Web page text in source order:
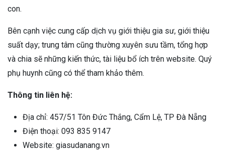
con.
Bên cạnh việc cung cấp dịch vụ giới thiệu gia sư, giới thiệu
suất dạy; trung tâm cũng thường xuyên sưu tầm, tổng hợp
và chia sẽ những kiến thức, tài liệu bổ ích trên website. Quý
phụ huynh cũng có thể tham khảo thêm.
Thông tin liên hệ:
Địa chỉ: 457/51 Tôn Đức Thắng, Cẩm Lệ, TP Đà Nẵng
Điện thoại: 093 835 9147
Website: giasudanang.vn